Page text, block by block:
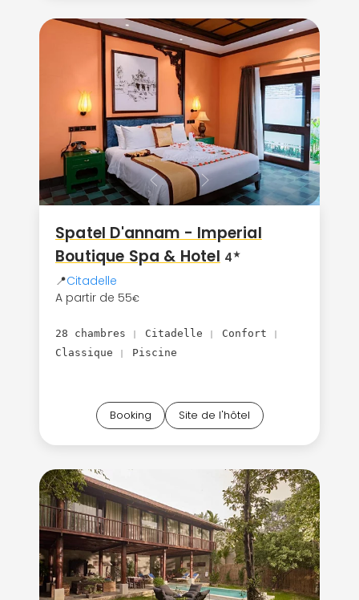
Spatel D'annam - Imperial
Boutique Spa & Hotel 4★
📍Citadelle
A partir de 55€
28 chambres Citadelle Confort
Classique Piscine
Booking Site de l'hôtel